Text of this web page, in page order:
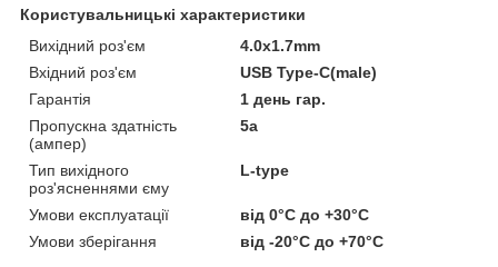
Користувальницькі характеристики
Вихідний роз'єм
4.0x1.7mm
Вхідний роз'єм
USB Type-C(male)
Гарантія
1 день гар.
Пропускна здатність
(ампер)
5a
Тип вихідного
роз'ясненнями єму
L-type
Умови експлуатації
від 0°C до +30°C
Умови зберігання
від -20°C до +70°C